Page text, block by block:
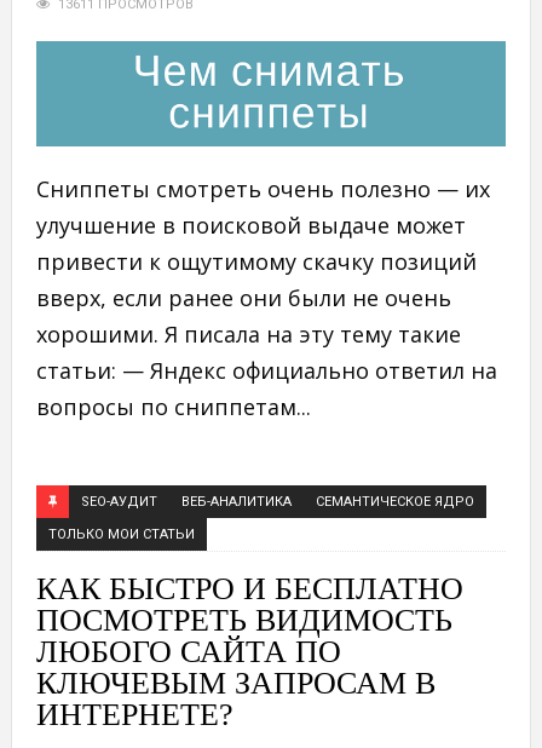
13611 ПРОСМОТРОВ
Сниппеты смотреть очень полезно — их
улучшение в поисковой выдаче может
привести к ощутимому скачку позиций
вверх, если ранее они были не очень
хорошими. Я писала на эту тему такие
статьи: — Яндекс официально ответил на
вопросы по сниппетам...
SEO-АУДИТ ВЕБ-АНАЛИТИКА СЕМАНТИЧЕСКОЕ ЯДРО
ТОЛЬКО МОИ СТАТЬИ
КАК БЫСТРО И БЕСПЛАТНО
ПОСМОТРЕТЬ ВИДИМОСТЬ
ЛЮБОГО САЙТА ПО
КЛЮЧЕВЫМ ЗАПРОСАМ В
ИНТЕРНЕТЕ?